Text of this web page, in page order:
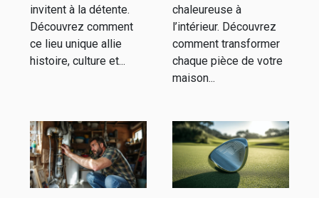
invitent à la détente.
Découvrez comment
ce lieu unique allie
histoire, culture et...
chaleureuse à
l’intérieur. Découvrez
comment transformer
chaque pièce de votre
maison...